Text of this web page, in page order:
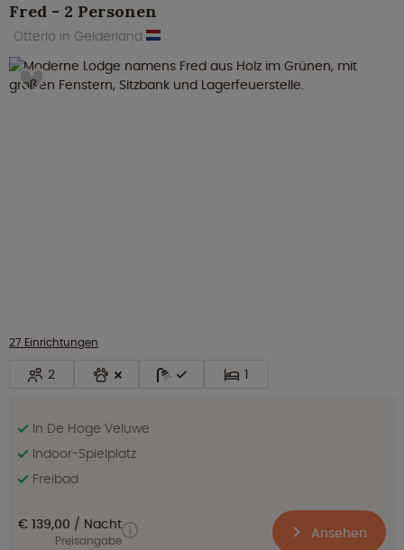
Fred - 2 Personen
Otterlo in Gelderland
27 Einrichtungen
2 1
In De Hoge Veluwe
Indoor-Spielplatz
Freibad
€ 139,00 Nacht
Preisangabe Ansehen